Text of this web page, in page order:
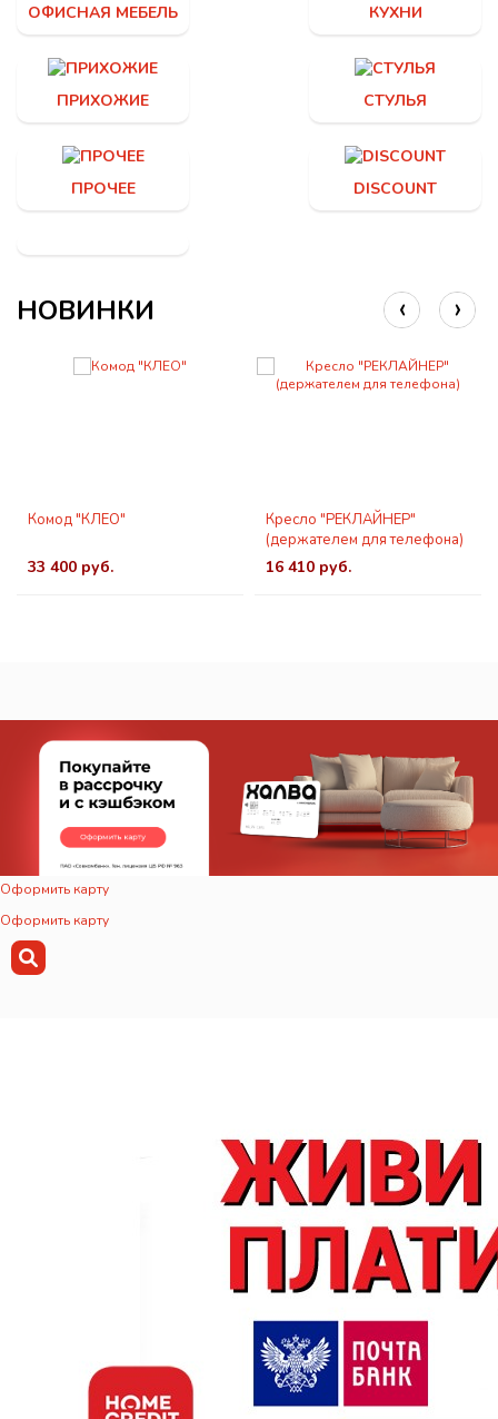
ОФИСНАЯ МЕБЕЛЬ КУХНИ
ПРИХОЖИЕ СТУЛЬЯ
ПРОЧЕЕ DISCOUNT
НОВИНКИ
Комод "КЛЕО"
33 400 руб.
Кресло "РЕКЛАЙНЕР"
(держателем для телефона)
16 410 руб.
‹ ›
Оформить карту
Оформить карту